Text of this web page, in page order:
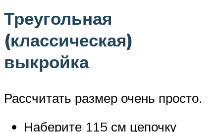
Треугольная
(классическая)
выкройка
Рассчитать размер очень просто.
Наберите 115 см цепочку